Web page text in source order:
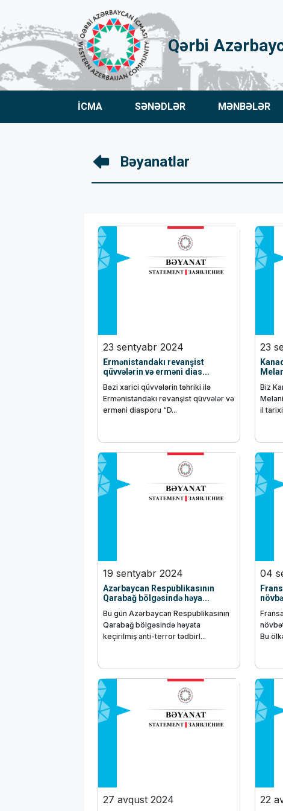
Qərbi
İCMA SƏNƏDLƏR MƏNBƏLƏR
Bəyanatlar
23 sentyabr 2024
Ermənistandakı revanşist
qüvvələrin və erməni dias...
Bəzi xarici qüvvələrin təhriki ilə
Ermənistandakı revanşist qüvvələr və
erməni diasporu “D...
23
Biz
il
19 sentyabr 2024
Azərbaycan Respublikasının
Qarabağ bölgəsində həya...
Bu gün Azərbaycan Respublikasının
Qarabağ bölgəsində həyata
keçirilmiş anti-terror tədbirl...
04
Bu
27 avqust 2024 22